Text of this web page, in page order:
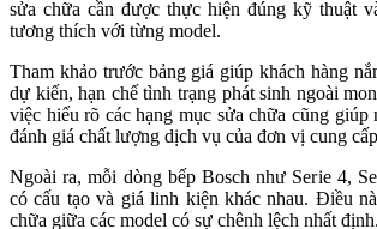
sửa chữa cần được thực hiện đúng kỹ thuật
tương thích với từng model.
Tham khảo trước bảng giá giúp khách hàng
dự kiến, hạn chế tình trạng phát sinh ngoài
việc hiểu rõ các hạng mục sửa chữa cũng giúp
đánh giá chất lượng dịch vụ của đơn vị cung
Ngoài ra, mỗi dòng bếp Bosch như Serie 4,
có cấu tạo và giá linh kiện khác nhau. Điều
chữa giữa các model có sự chênh lệch nhất định.